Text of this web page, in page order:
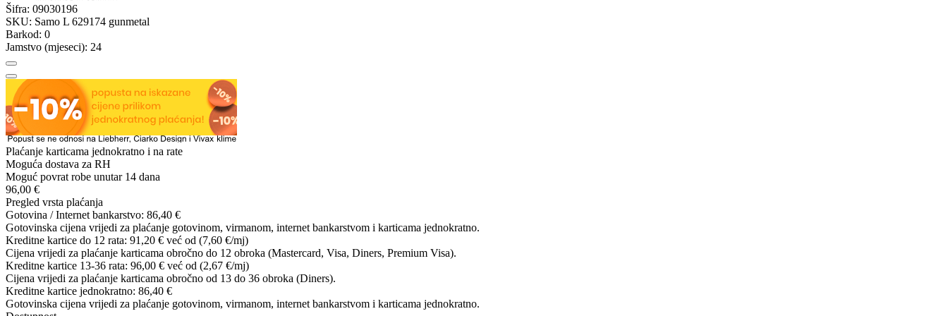
Šifra: 09030196
SKU: Samo L 629174 gunmetal
Barkod: 0
Jamstvo (mjeseci): 24
Plaćanje karticama jednokratno i na rate
Moguća dostava za RH
Moguć povrat robe unutar 14 dana
96,00 €
Pregled vrsta plaćanja
Gotovina / Internet bankarstvo: 86,40 €
Gotovinska cijena vrijedi za plaćanje gotovinom, virmanom, internet bankarstvom i karticama jednokratno.
Kreditne kartice do 12 rata: 91,20 € već od (7,60 €/mj)
Cijena vrijedi za plaćanje karticama obročno do 12 obroka (Mastercard, Visa, Diners, Premium Visa).
Kreditne kartice 13-36 rata: 96,00 € već od (2,67 €/mj)
Cijena vrijedi za plaćanje karticama obročno od 13 do 36 obroka (Diners).
Kreditne kartice jednokratno: 86,40 €
Gotovinska cijena vrijedi za plaćanje gotovinom, virmanom, internet bankarstvom i karticama jednokratno.